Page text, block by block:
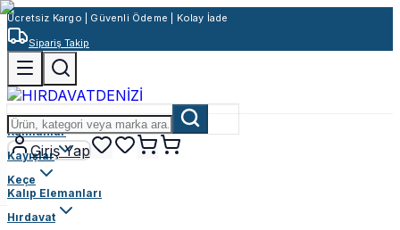
Ücretsiz Kargo | Güvenli Ödeme | Kolay İade
Sipariş Takip
Giriş Yap
Rulmanlar
Kayışlar
Keçe
Kalıp Elemanları
Hırdavat